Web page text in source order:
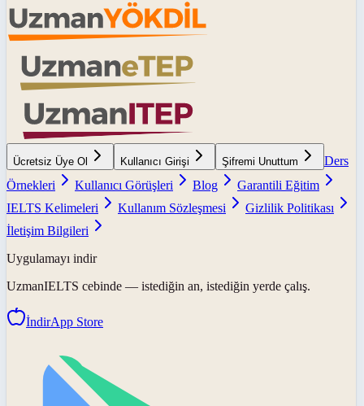
Ücretsiz Üye Ol Kullanıcı Girişi Şifremi Unuttum
Ders
Örnekleri
Kullanıcı Görüşleri Blog
Garantili Eğitim
IELTS Kelimeleri
Kullanım Sözleşmesi
Gizlilik Politikası
İletişim Bilgileri
Uygulamayı indir
UzmanIELTS cebinde — istediğin an, istediğin yerde çalış.
İndirApp Store